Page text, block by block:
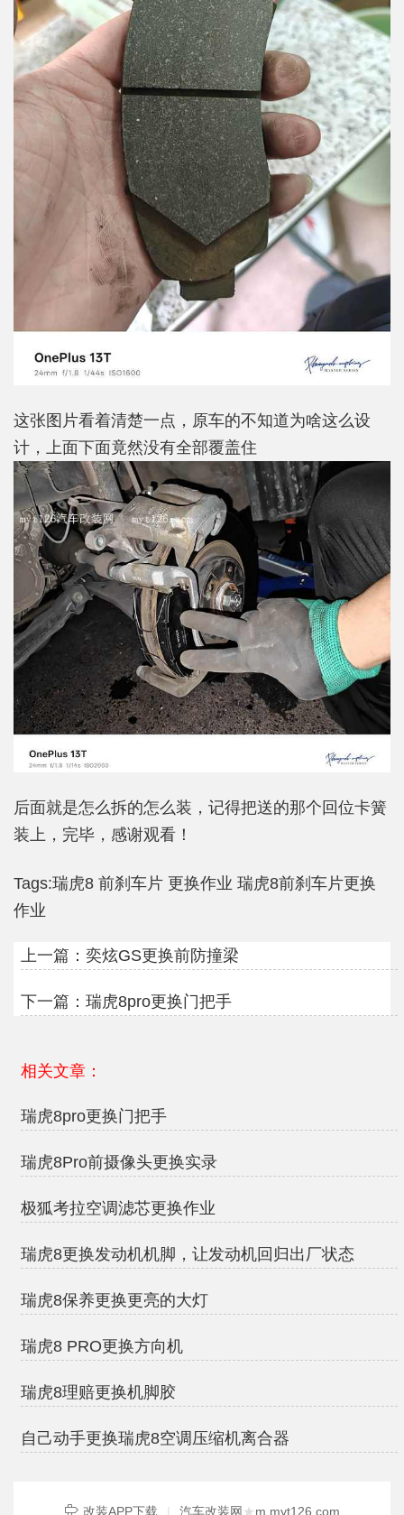
这张图片看着清楚一点，原车的不知道为啥这么设
计，上面下面竟然没有全部覆盖住
后面就是怎么拆的怎么装，记得把送的那个回位卡簧
装上，完毕，感谢观看！
Tags:瑞虎8 前刹车片 更换作业 瑞虎8前刹车片更换
作业
上一篇： 奕炫GS更换前防撞梁
下一篇： 瑞虎8pro更换门把手
相关文章：
瑞虎8pro更换门把手
瑞虎8Pro前摄像头更换实录
极狐考拉空调滤芯更换作业
瑞虎8更换发动机机脚，让发动机回归出厂状态
瑞虎8保养更换更亮的大灯
瑞虎8 PRO更换方向机
瑞虎8理赔更换机脚胶
自己动手更换瑞虎8空调压缩机离合器
改装APP下载 | 汽车改装网 ★m.myt126.com